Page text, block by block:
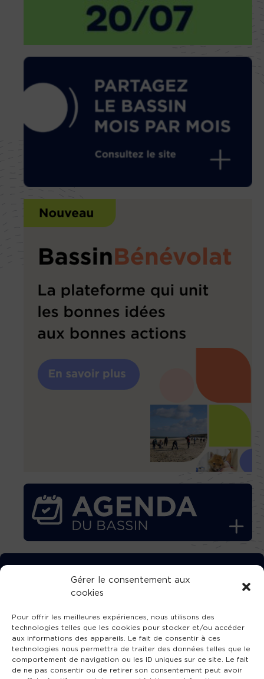
Gérer le consentement aux
cookies
Pour offrir les meilleures expériences, nous utilisons des
technologies telles que les cookies pour stocker et/ou accéder
aux informations des appareils. Le fait de consentir à ces
technologies nous permettra de traiter des données telles que le
comportement de navigation ou les ID uniques sur ce site. Le fait
de ne pas consentir ou de retirer son consentement peut avoir
TÉLÉCHARGEZ GRATUITEMENT
L’APPLICATION TVBA !
SUIVEZ-NOUS !